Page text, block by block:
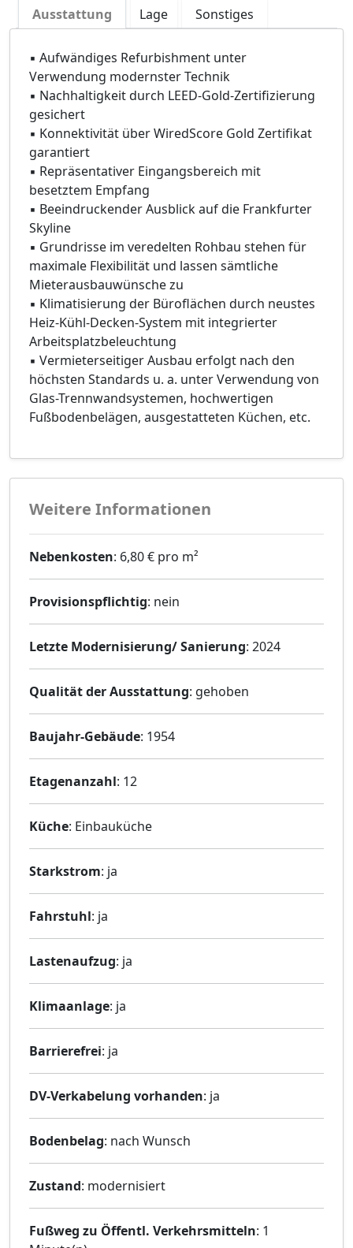
Ausstattung Lage Sonstiges
▪ Aufwändiges Refurbishment unter
Verwendung modernster Technik
▪ Nachhaltigkeit durch LEED-Gold-Zertifizierung
gesichert
▪ Konnektivität über WiredScore Gold Zertifikat
garantiert
▪ Repräsentativer Eingangsbereich mit
besetztem Empfang
▪ Beeindruckender Ausblick auf die Frankfurter
Skyline
▪ Grundrisse im veredelten Rohbau stehen für
maximale Flexibilität und lassen sämtliche
Mieterausbauwünsche zu
▪ Klimatisierung der Büroflächen durch neustes
Heiz-Kühl-Decken-System mit integrierter
Arbeitsplatzbeleuchtung
▪ Vermieterseitiger Ausbau erfolgt nach den
höchsten Standards u. a. unter Verwendung von
Glas-Trennwandsystemen, hochwertigen
Fußbodenbelägen, ausgestatteten Küchen, etc.
Weitere Informationen
Nebenkosten: 6,80 € pro m²
Provisionspflichtig: nein
Letzte Modernisierung/ Sanierung: 2024
Qualität der Ausstattung: gehoben
Baujahr-Gebäude: 1954
Etagenanzahl: 12
Küche: Einbauküche
Starkstrom: ja
Fahrstuhl: ja
Lastenaufzug: ja
Klimaanlage: ja
Barrierefrei: ja
DV-Verkabelung vorhanden: ja
Bodenbelag: nach Wunsch
Zustand: modernisiert
Fußweg zu Öffentl. Verkehrsmitteln: 1